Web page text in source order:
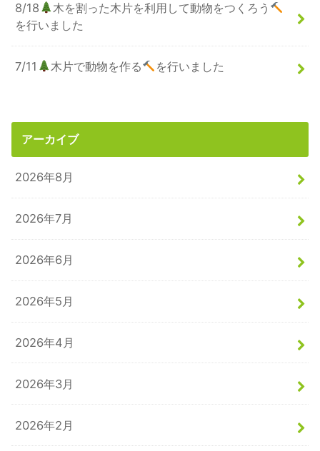
8/18
木を割った木片を利用して動物をつくろう
を行いました
7/11 木片で動物を作る を行いました
アーカイブ
2026年8月
2026年7月
2026年6月
2026年5月
2026年4月
2026年3月
2026年2月